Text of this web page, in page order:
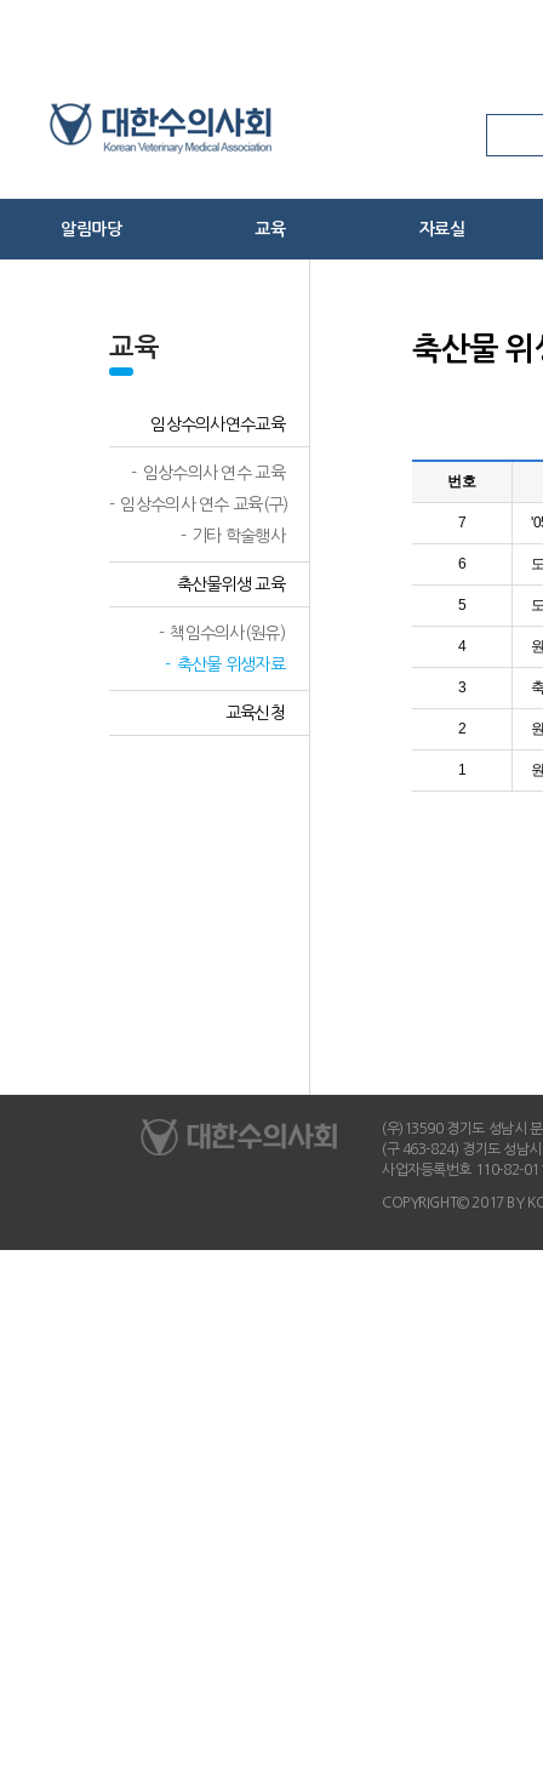
알림마당
HPAI 방역대책 상황실
반려동물 코로나-19 상황실
교육 자료실
학술 및 교육자료
기타
교육
임상수의사연수교육
임상수의사 연수 교육
임상수의사 연수 교육(구)
기타 학술행사
축산물위생 교육
책임수의사(원유)
축산물 위생자료
교육신청
축산물 위
번호
7
6
5
4
3
2
1
(우)13590 경기도 성남시
(구 463-824) 경기도 성남
사업자등록번호 110-82-
COPYRIGHT© 2017 BY